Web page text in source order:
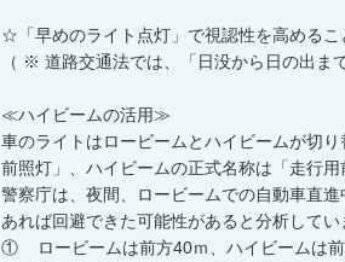
☆「早めのライト点灯」で視認性を高めるこ
（ ※ 道路交通法では、「日没から日の出ま
≪ハイビームの活用≫
車のライトはロービームとハイビームが切
前照灯」、ハイビームの正式名称は「走行用
警察庁は、夜間、ロービームでの自動車直
あれば回避できた可能性があると分析してい
① ロービームは前方40ｍ、ハイビームは前